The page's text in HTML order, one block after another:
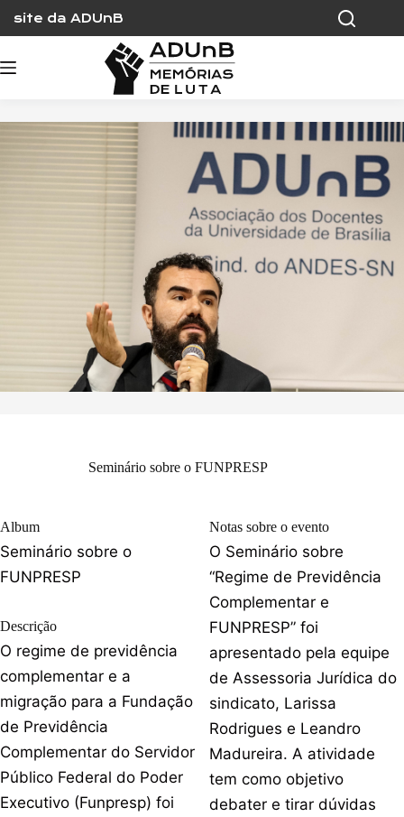
content
site da ADUnB
Seminário sobre o FUNPRESP
Album
Seminário sobre o
FUNPRESP
Descrição
O regime de previdência
complementar e a
migração para a Fundação
de Previdência
Complementar do Servidor
Público Federal do Poder
Executivo (Funpresp) foi
Notas sobre o evento
O Seminário sobre
“Regime de Previdência
Complementar e
FUNPRESP” foi
apresentado pela equipe
de Assessoria Jurídica do
sindicato, Larissa
Rodrigues e Leandro
Madureira. A atividade
tem como objetivo
debater e tirar dúvidas